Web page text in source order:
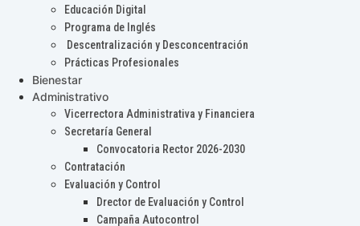
Educación Digital
Programa de Inglés
Descentralización y Desconcentración
Prácticas Profesionales
Bienestar
Administrativo
Vicerrectora Administrativa y Financiera
Secretaría General
Convocatoria Rector 2026-2030
Contratación
Evaluación y Control
Drector de Evaluación y Control
Campaña Autocontrol